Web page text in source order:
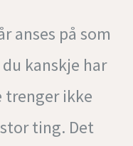
anses på som
kanskje har
trenger ikke
ting. Det